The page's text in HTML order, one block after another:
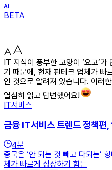
BETA
IT 지식이 풍부한 고양이 ‘요고’
기 때문에, 현재 핀테크 업체가 빠
인 것으로 알려져 있습니다. 이러
열심히 읽고 답변했어요!
IT서비스
금융 IT서비스 트렌드 정책편,
4분
중국은 ‘안 되는 것 빼고 다되는’
체가 빠르게 성장하기 힘든